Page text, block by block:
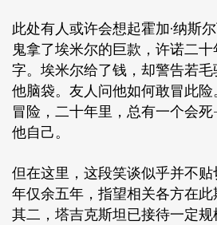
此处有人或许会想起霍加·纳斯
鬼拿了埃米尔的巨款，许诺二
字。埃米尔给了钱，却警告若
他脑袋。友人问他如何敢冒此
冒险，二十年里，总有一个会
他自己。
但在这里，这段笑谈似乎并不
年仅余五年，指望相关各方在此
其二，塔吉克斯坦已接待一定